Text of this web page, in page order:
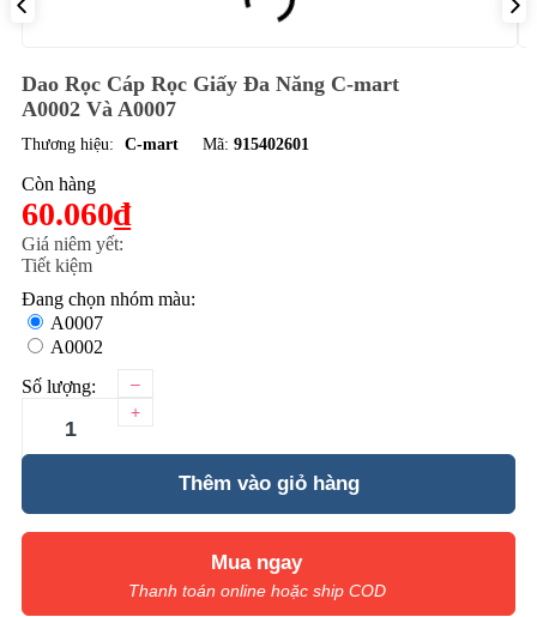
Dao Rọc Cáp Rọc Giấy Đa Năng C-mart
A0002 Và A0007
Thương hiệu: C-mart Mã: 915402601
Còn hàng
60.060₫
Giá niêm yết:
Tiết kiệm
Đang chọn nhóm màu:
A0007
A0002
Số lượng:
–
+
Thêm vào giỏ hàng
Mua ngay
Thanh toán online hoặc ship COD